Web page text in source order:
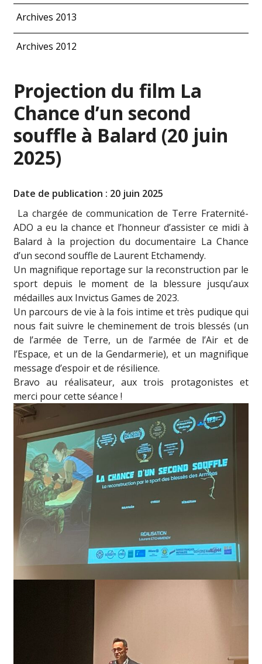
Archives 2013
Archives 2012
Projection du film La
Chance d’un second
souffle à Balard (20 juin
2025)
Date de publication : 20 juin 2025
La chargée de communication de Terre Fraternité-
ADO a eu la chance et l’honneur d’assister ce midi à
Balard à la projection du documentaire La Chance
d’un second souffle de Laurent Etchamendy.
Un magnifique reportage sur la reconstruction par le
sport depuis le moment de la blessure jusqu’aux
médailles aux Invictus Games de 2023.
Un parcours de vie à la fois intime et très pudique qui
nous fait suivre le cheminement de trois blessés (un
de l’armée de Terre, un de l’armée de l’Air et de
l’Espace, et un de la Gendarmerie), et un magnifique
message d’espoir et de résilience.
Bravo au réalisateur, aux trois protagonistes et
merci pour cette séance !